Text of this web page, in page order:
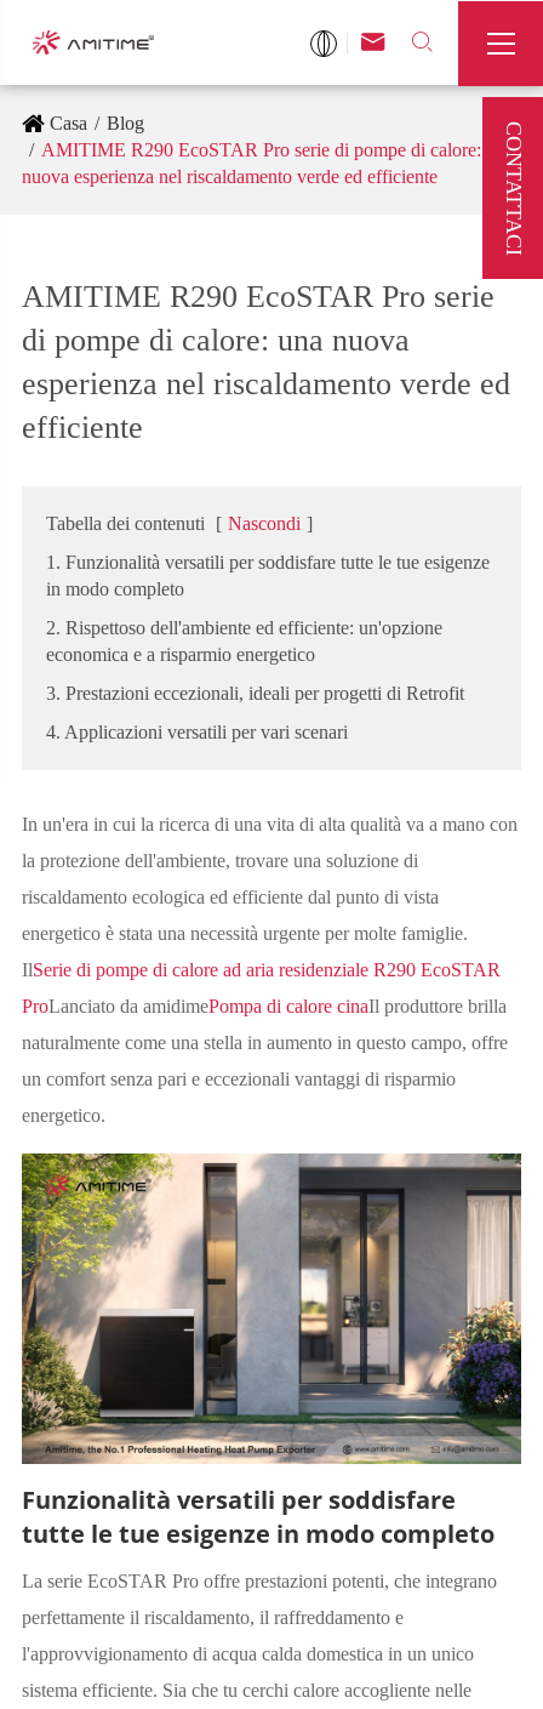
 

Casa
Blog
AMITIME R290 EcoSTAR Pro serie di pompe di calore: una
nuova esperienza nel riscaldamento verde ed efficiente
AMITIME R290 EcoSTAR Pro serie
di pompe di calore: una nuova
esperienza nel riscaldamento verde ed
efficiente
Tabella dei contenuti [ Nascondi ]
1. Funzionalità versatili per soddisfare tutte le tue esigenze
in modo completo
2. Rispettoso dell'ambiente ed efficiente: un'opzione
economica e a risparmio energetico
3. Prestazioni eccezionali, ideali per progetti di Retrofit
4. Applicazioni versatili per vari scenari
In un'era in cui la ricerca di una vita di alta qualità va a mano con
la protezione dell'ambiente, trovare una soluzione di
riscaldamento ecologica ed efficiente dal punto di vista
energetico è stata una necessità urgente per molte famiglie.
IlSerie di pompe di calore ad aria residenziale R290 EcoSTAR
ProLanciato da amidimePompa di calore cinaIl produttore brilla
naturalmente come una stella in aumento in questo campo, offre
un comfort senza pari e eccezionali vantaggi di risparmio
energetico.
Funzionalità versatili per soddisfare
tutte le tue esigenze in modo completo
La serie EcoSTAR Pro offre prestazioni potenti, che integrano
perfettamente il riscaldamento, il raffreddamento e
l'approvvigionamento di acqua calda domestica in un unico
sistema efficiente. Sia che tu cerchi calore accogliente nelle
CONTATTACI